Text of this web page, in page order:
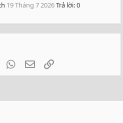
19 Tháng 7 2026Trả lời: 0
TumblrWhatsApp
Email